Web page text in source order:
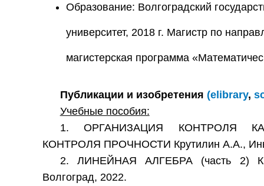
Образование: Волгоградский
университет, 2018 г. Магистр по
магистерская программа
Публикации и изобретения (elibrary,
Учебные пособия:
1. ОРГАНИЗАЦИЯ КОНТРОЛЯ
КОНТРОЛЯ ПРОЧНОСТИ Крутилин А.А.,
2. ЛИНЕЙНАЯ АЛГЕБРА (часть 2)
Волгоград, 2022.